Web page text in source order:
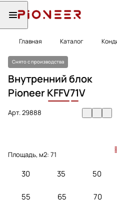
Главная Каталог
Снято с производства
Внутренний блок
PioneerKFFV71V
Арт.29888
Площадь, м2: 71
30 35 50
55 65 70